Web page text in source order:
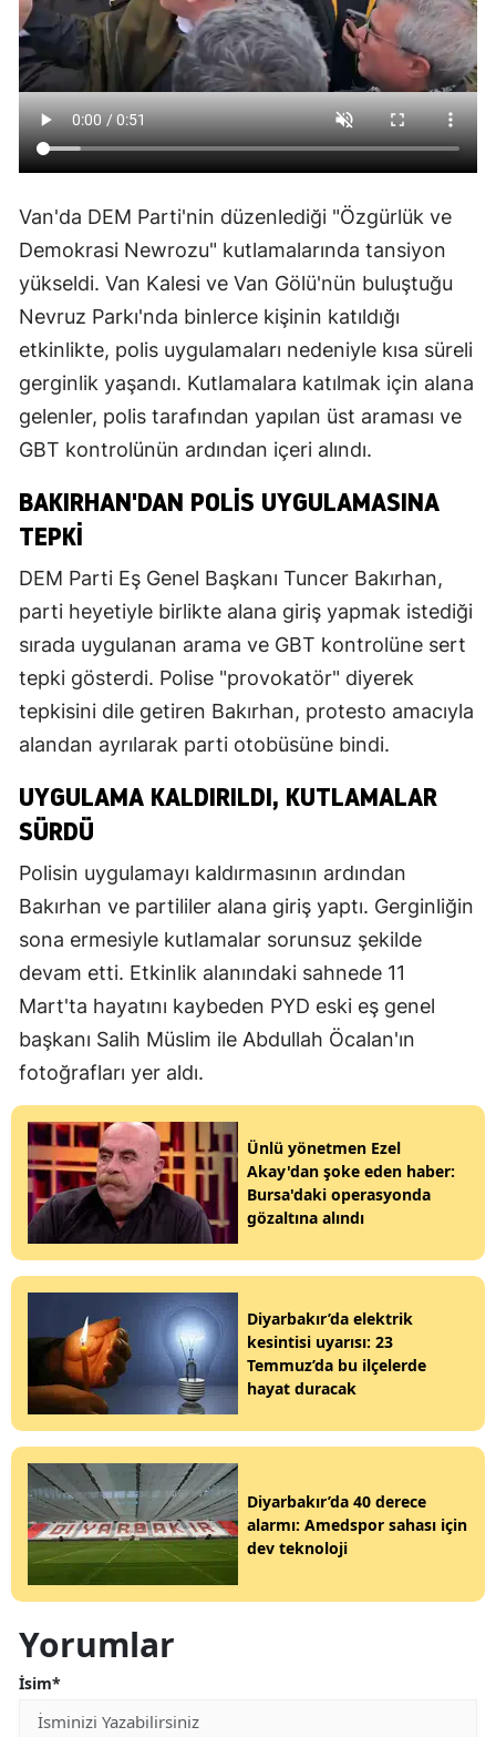
Van'da DEM Parti'nin düzenlediği "Özgürlük ve
Demokrasi Newrozu" kutlamalarında tansiyon
yükseldi. Van Kalesi ve Van Gölü'nün buluştuğu
Nevruz Parkı'nda binlerce kişinin katıldığı
etkinlikte, polis uygulamaları nedeniyle kısa süreli
gerginlik yaşandı. Kutlamalara katılmak için alana
gelenler, polis tarafından yapılan üst araması ve
GBT kontrolünün ardından içeri alındı.
BAKIRHAN'DAN POLIS UYGULAMASINA
TEPKI
DEM Parti Eş Genel Başkanı Tuncer Bakırhan,
parti heyetiyle birlikte alana giriş yapmak istediği
sırada uygulanan arama ve GBT kontrolüne sert
tepki gösterdi. Polise "provokatör" diyerek
tepkisini dile getiren Bakırhan, protesto amacıyla
alandan ayrılarak parti otobüsüne bindi.
UYGULAMA KALDIRILDI, KUTLAMALAR
SÜRDÜ
Polisin uygulamayı kaldırmasının ardından
Bakırhan ve partililer alana giriş yaptı. Gerginliğin
sona ermesiyle kutlamalar sorunsuz şekilde
devam etti. Etkinlik alanındaki sahnede 11
Mart'ta hayatını kaybeden PYD eski eş genel
başkanı Salih Müslim ile Abdullah Öcalan'ın
fotoğrafları yer aldı.
Ünlü yönetmen Ezel
Akay'dan şoke eden haber:
Bursa'daki operasyonda
gözaltına alındı
Diyarbakır’da elektrik
kesintisi uyarısı: 23
Temmuz’da bu ilçelerde
hayat duracak
Diyarbakır’da 40 derece
alarmı: Amedspor sahası için
dev teknoloji
Yorumlar
İsim*